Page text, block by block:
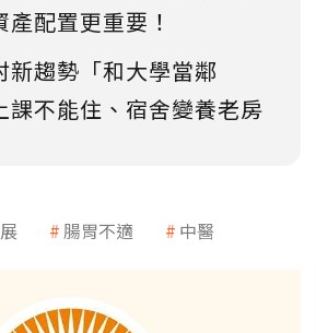
配置更重要！
新趨勢「和大學當鄰
課不能住、宿舍變養老房
腸胃不適 中醫